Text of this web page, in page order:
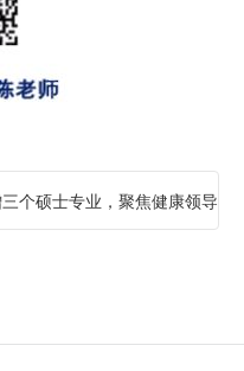
个硕士专业，聚焦健康领导